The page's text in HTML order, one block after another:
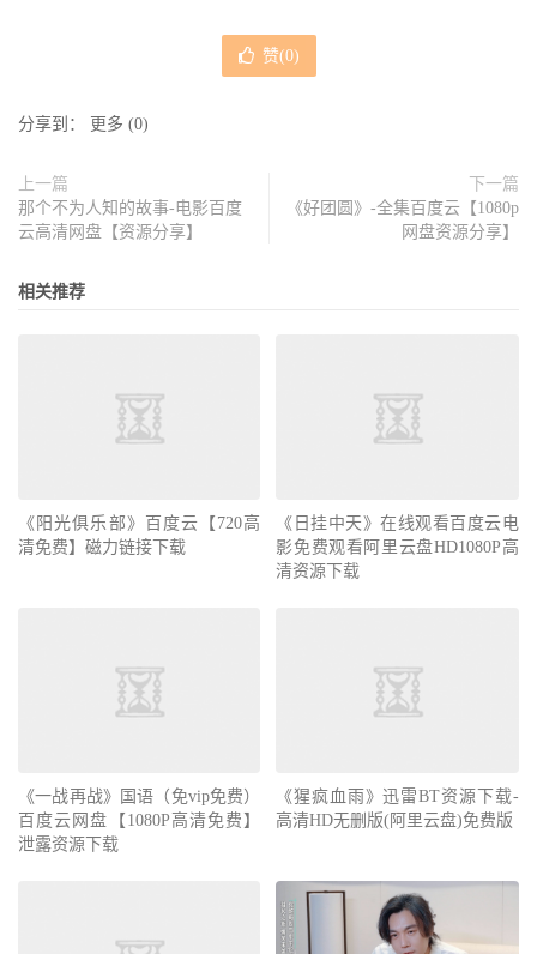
赞(0)
分享到： 更多 (0)
上一篇
那个不为人知的故事-电影百度
云高清网盘【资源分享】
下一篇
《好团圆》-全集百度云【1080p
网盘资源分享】
相关推荐
《阳光俱乐部》百度云【720高
清免费】磁力链接下载
《日挂中天》在线观看百度云电
影免费观看阿里云盘HD1080P高
清资源下载
《一战再战》国语（免vip免费）
百度云网盘【1080P高清免费】
泄露资源下载
《猩疯血雨》迅雷BT资源下载-
高清HD无删版(阿里云盘)免费版